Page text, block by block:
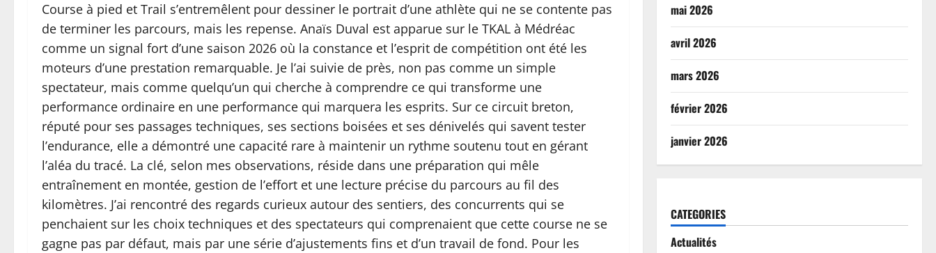
Course à pied et Trail s’entremêlent pour dessiner le portrait d’une athlète qui ne se contente pas
de terminer les parcours, mais les repense. Anaïs Duval est apparue sur le TKAL à Médréac
comme un signal fort d’une saison 2026 où la constance et l’esprit de compétition ont été les
moteurs d’une prestation remarquable. Je l’ai suivie de près, non pas comme un simple
spectateur, mais comme quelqu’un qui cherche à comprendre ce qui transforme une
performance ordinaire en une performance qui marquera les esprits. Sur ce circuit breton,
réputé pour ses passages techniques, ses sections boisées et ses dénivelés qui savent tester
l’endurance, elle a démontré une capacité rare à maintenir un rythme soutenu tout en gérant
l’aléa du tracé. La clé, selon mes observations, réside dans une préparation qui mêle
entraînement en montée, gestion de l’effort et une lecture précise du parcours au fil des
kilomètres. J’ai rencontré des regards curieux autour des sentiers, des concurrents qui se
penchaient sur les choix techniques et des spectateurs qui comprenaient que cette course ne se
gagne pas par défaut, mais par une série d’ajustements fins et d’un travail de fond. Pour les
mai 2026
avril 2026
mars 2026
février 2026
janvier 2026
CATEGORIES
Actualités